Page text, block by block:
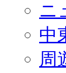
ニ
中
周